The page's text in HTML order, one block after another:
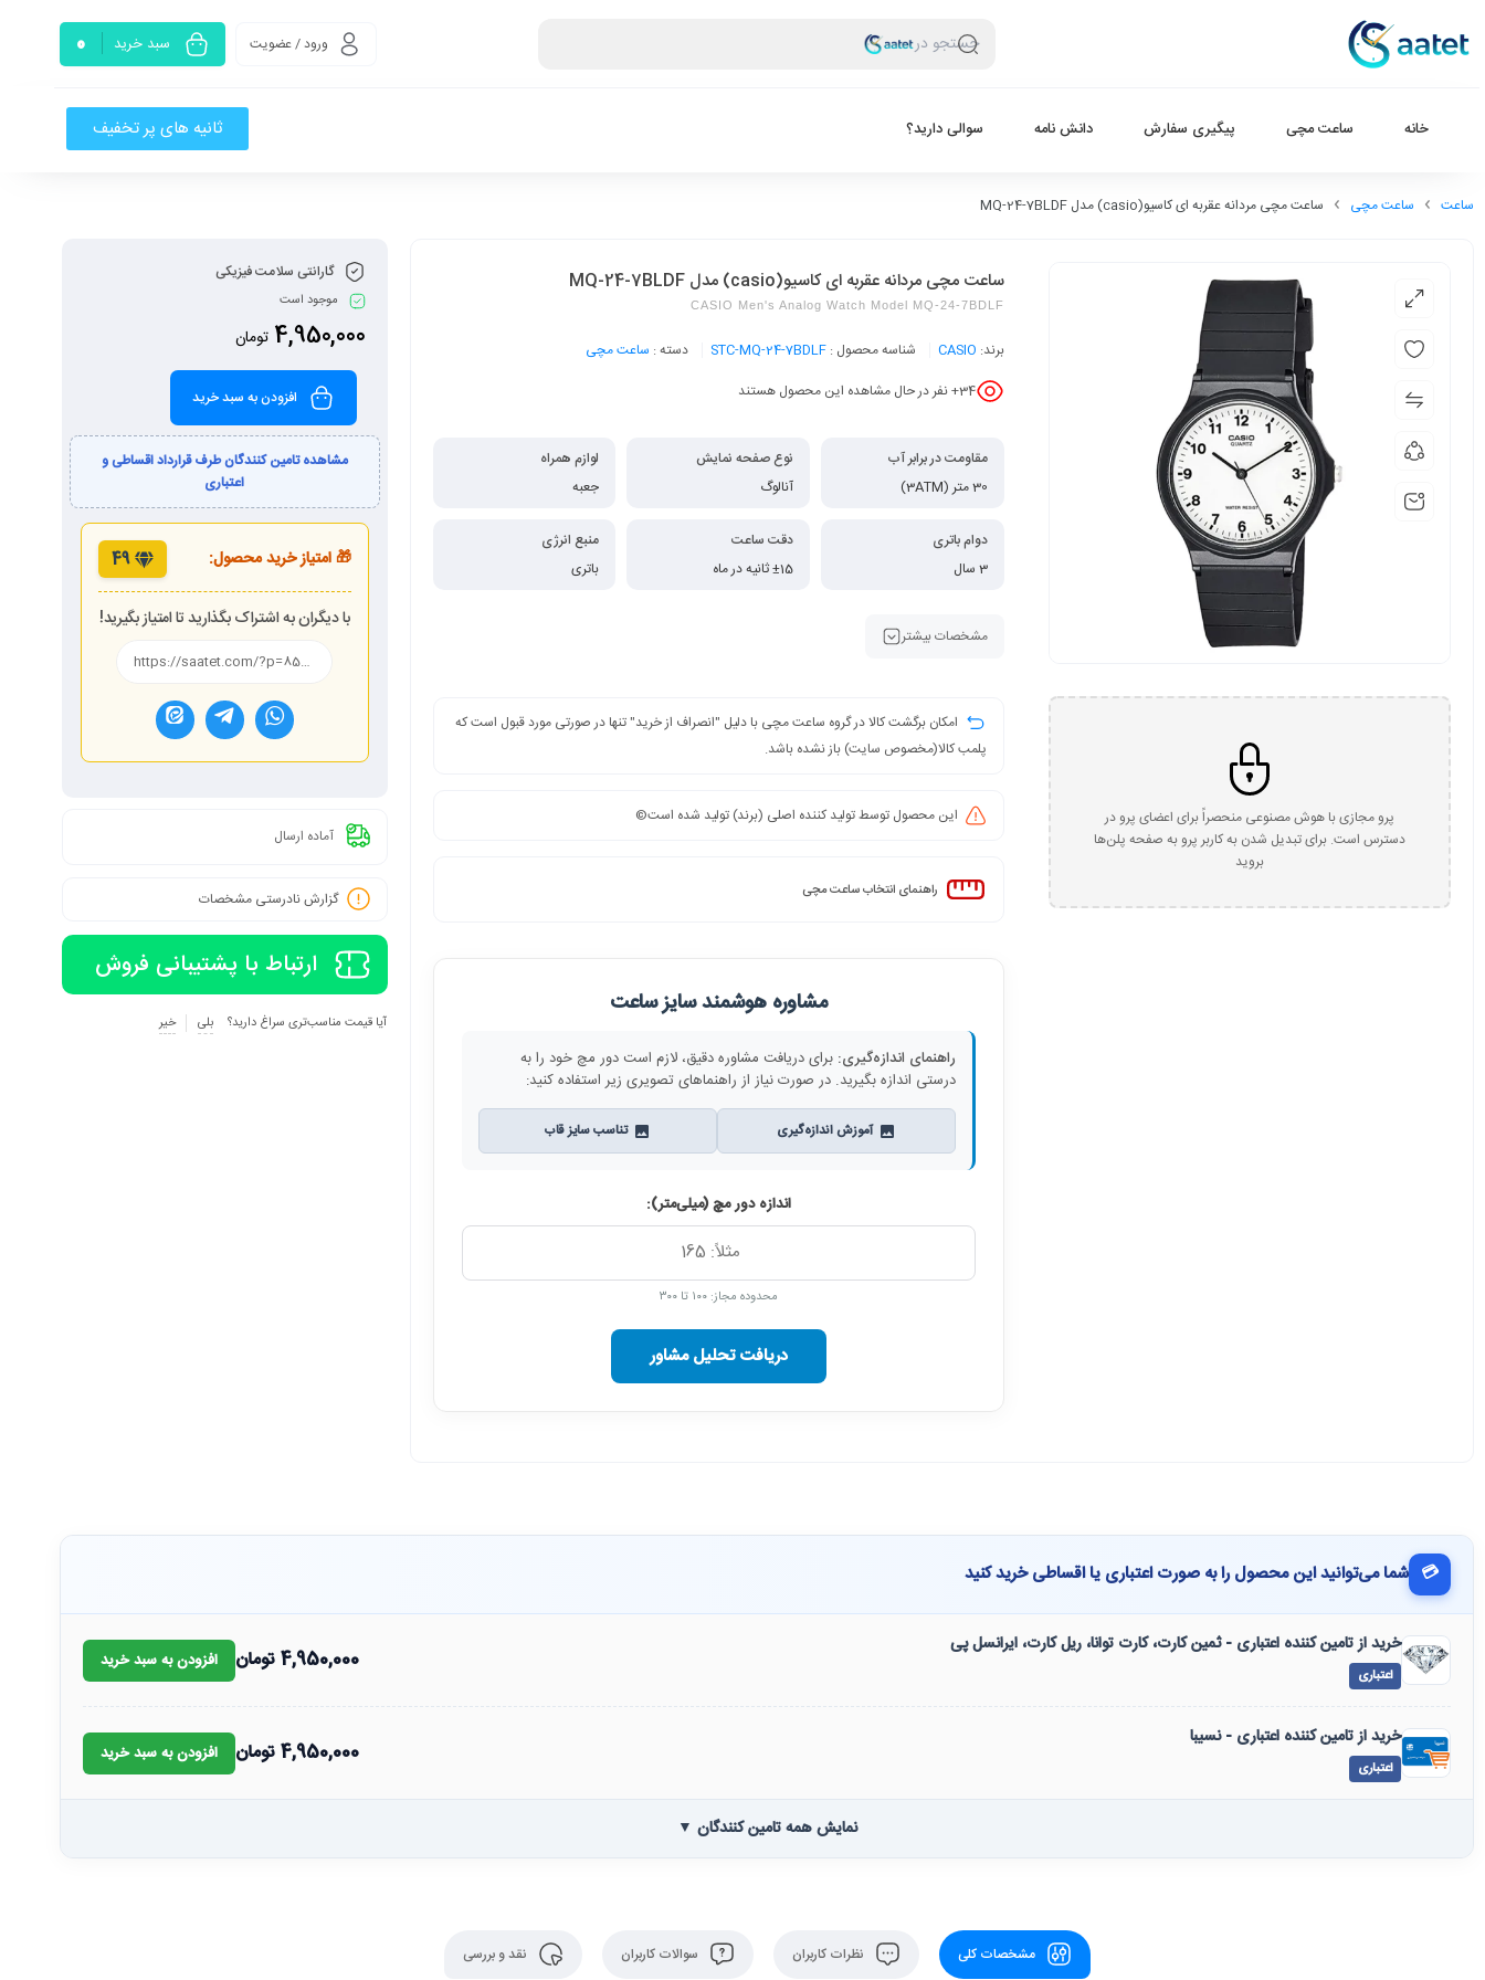
جستجو در ورود / عضویت سبد خرید 0
خانه ساعت مچی پیگیری سفارش دانش نامه سوالی دارید؟ ثانیه های پر تخفیف
ساعت ساعت مچی ساعت مچی مردانه عقربه ای کاسیو(casio) مدل MQ-24-7BLDF
پرو مجازی با هوش مصنوعی منحصراً برای اعضای پرو در
دسترس است. برای تبدیل شدن به کاربر پرو به صفحه پلن‌ها
بروید
ساعت مچی مردانه عقربه ای کاسیو(casio) مدل MQ-24-7BLDF
CASIO Men's Analog Watch Model MQ-24-7BDLF
برند: CASIO شناسه محصول : STC-MQ-24-7BDLF دسته : ساعت مچی
34+ نفر در حال مشاهده این محصول هستند
مقاومت در برابر آب
30 متر (3ATM)
نوع صفحه نمایش
آنالوگ
لوازم همراه
جعبه
دوام باتری
3 سال
دقت ساعت
±15 ثانیه در ماه
منبع انرژی
باتری
مشخصات بیشتر
امکان برگشت کالا در گروه ساعت مچی با دلیل "انصراف از خرید" تنها در صورتی مورد قبول است که
پلمب کالا(مخصوص سایت) باز نشده باشد.
این محصول توسط تولید کننده اصلی (برند) تولید شده است©️
راهنمای انتخاب ساعت مچی
مشاوره هوشمند سایز ساعت
راهنمای اندازه‌گیری: برای دریافت مشاوره دقیق، لازم است دور مچ خود را به
درستی اندازه بگیرید. در صورت نیاز از راهنماهای تصویری زیر استفاده کنید:
آموزش اندازه‌گیری تناسب سایز قاب
اندازه دور مچ (میلی‌متر):
محدوده مجاز: ۱۰۰ تا ۳۰۰
دریافت تحلیل مشاور
گارانتی سلامت فیزیکی
موجود است
4,950,000 تومان
افزودن به سبد خرید
مشاهده تامین کنندگان طرف قرارداد اقساطی و
اعتباری
🎁 امتیاز خرید محصول: 49
با دیگران به اشتراک بگذارید تا امتیاز بگیرید!
آماده ارسال
گزارش نادرستی مشخصات
ارتباط با پشتیبانی فروش
آیا قیمت مناسب‌تری سراغ دارید؟ بلی خیر
💳 شما می‌توانید این محصول را به صورت اعتباری یا اقساطی خرید کنید
خرید از تامین کننده اعتباری - ثمین کارت، کارت توانا، ریل کارت، ایرانسل پی
اعتباری
4,950,000تومان افزودن به سبد خرید
خرید از تامین کننده اعتباری - نسیبا
اعتباری
4,950,000تومان افزودن به سبد خرید
نمایش همه تامین کنندگان ▼
مشخصات کلی نظرات کاربران سوالات کاربران نقد و بررسی